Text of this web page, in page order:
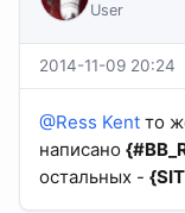
User
2014-11-09 20:24
@Ress Kent то
написано
остальных -